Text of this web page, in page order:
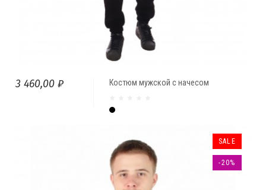
Костюм мужской с начесом
3 460,00 ₽
Чёрный
SALE
-20%